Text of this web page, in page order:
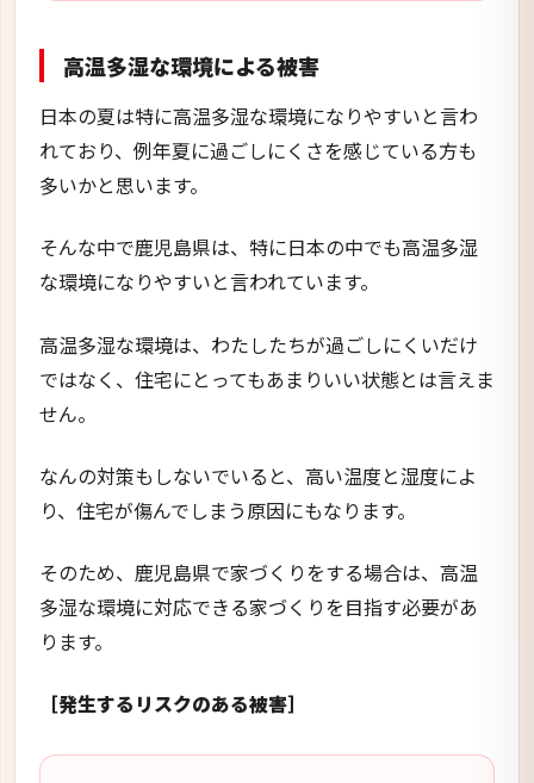
高温多湿な環境による被害
日本の夏は特に高温多湿な環境になりやすいと言わ
れており、例年夏に過ごしにくさを感じている方も
多いかと思います。
そんな中で鹿児島県は、特に日本の中でも高温多湿
な環境になりやすいと言われています。
高温多湿な環境は、わたしたちが過ごしにくいだけ
ではなく、住宅にとってもあまりいい状態とは言えま
せん。
なんの対策もしないでいると、高い温度と湿度によ
り、住宅が傷んでしまう原因にもなります。
そのため、鹿児島県で家づくりをする場合は、高温
多湿な環境に対応できる家づくりを目指す必要があ
ります。
［発生するリスクのある被害］